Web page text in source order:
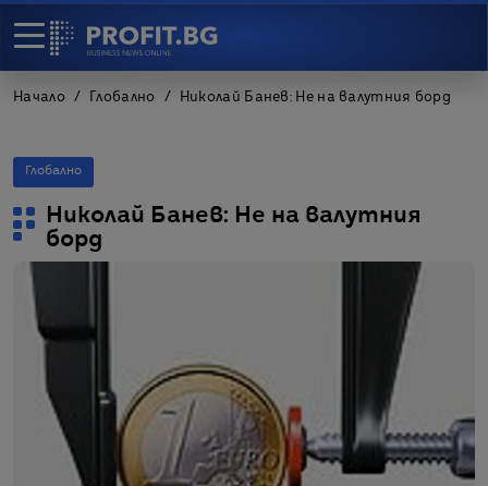
Начало Глобално Николай Банев: Не на валутния борд
Глобално
Николай Банев: Не на валутния
борд